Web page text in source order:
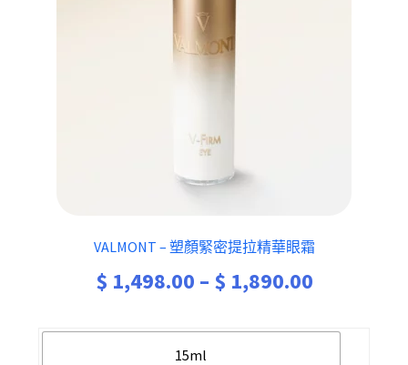
VALMONT – 塑顏緊密提拉精華眼霜
$ 1,498.00 – $ 1,890.00
15ml